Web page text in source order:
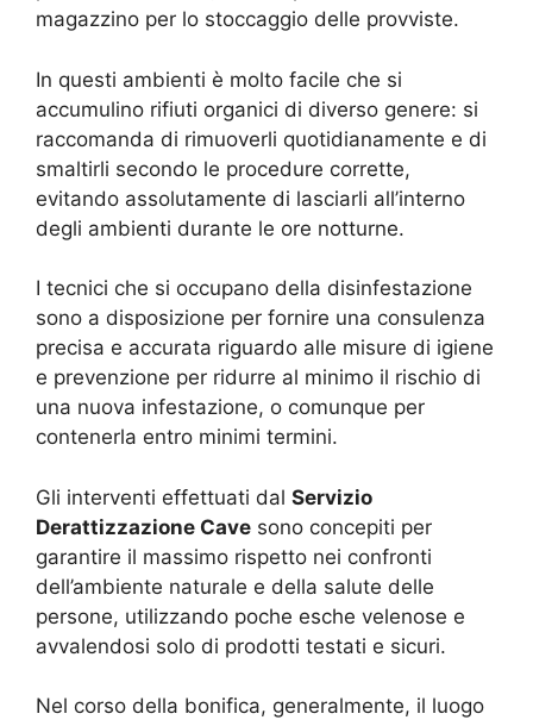
magazzino per lo stoccaggio delle provviste.
In questi ambienti è molto facile che si
accumulino rifiuti organici di diverso genere: si
raccomanda di rimuoverli quotidianamente e di
smaltirli secondo le procedure corrette,
evitando assolutamente di lasciarli all’interno
degli ambienti durante le ore notturne.
I tecnici che si occupano della disinfestazione
sono a disposizione per fornire una consulenza
precisa e accurata riguardo alle misure di igiene
e prevenzione per ridurre al minimo il rischio di
una nuova infestazione, o comunque per
contenerla entro minimi termini.
Gli interventi effettuati dal Servizio
Derattizzazione Cave sono concepiti per
garantire il massimo rispetto nei confronti
dell’ambiente naturale e della salute delle
persone, utilizzando poche esche velenose e
avvalendosi solo di prodotti testati e sicuri.
Nel corso della bonifica, generalmente, il luogo